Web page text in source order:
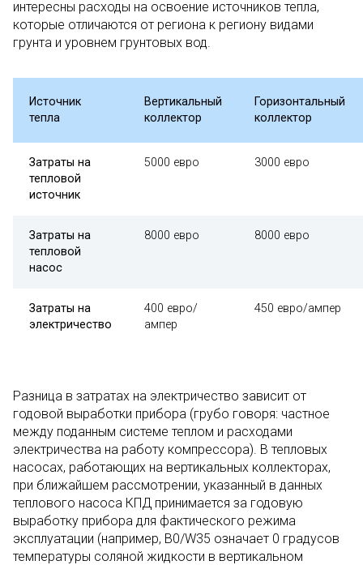
интересны расходы на освоение источников тепла,
которые отличаются от региона к региону видами
грунта и уровнем грунтовых вод.
Источник
тепла
Вертикальный
коллектор
Горизонтальный
коллектор
Затраты на
тепловой
источник
5000 евро 3000 евро
Затраты на
тепловой
насос
8000 евро 8000 евро
Затраты на
электричество
400 евро/
ампер
450 евро/ампер
Разница в затратах на электричество зависит от
годовой выработки прибора (грубо говоря: частное
между поданным системе теплом и расходами
электричества на работу компрессора). В тепловых
насосах, работающих на вертикальных коллекторах,
при ближайшем рассмотрении, указанный в данных
теплового насоса КПД принимается за годовую
выработку прибора для фактического режима
эксплуатации (например, В0/W35 означает 0 градусов
температуры соляной жидкости в вертикальном